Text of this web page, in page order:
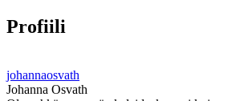
Profiili
johannaosvath
Johanna Osvath